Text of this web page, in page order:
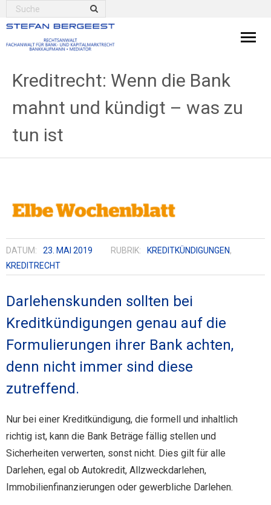
Kanzlei
Bankrecht
Kapitalanlagen
Mediation
Kreditrecht: Wenn die Bank
mahnt und kündigt – was zu
tun ist
DATUM: 23. MAI 2019 RUBRIK: KREDITKÜNDIGUNGEN,
KREDITRECHT
Darlehenskunden sollten bei
Kreditkündigungen genau auf die
Formulierungen ihrer Bank achten,
denn nicht immer sind diese
zutreffend.
Nur bei einer Kreditkündigung, die formell und inhaltlich
richtig ist, kann die Bank Beträge fällig stellen und
Sicherheiten verwerten, sonst nicht. Dies gilt für alle
Darlehen, egal ob Autokredit, Allzweckdarlehen,
Immobilienfinanzierungen oder gewerbliche Darlehen.